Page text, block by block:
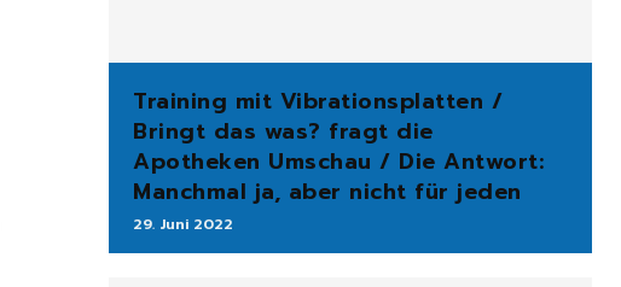
Training mit Vibrationsplatten /
Bringt das was? fragt die
Apotheken Umschau / Die Antwort:
Manchmal ja, aber nicht für jeden
29. Juni 2022